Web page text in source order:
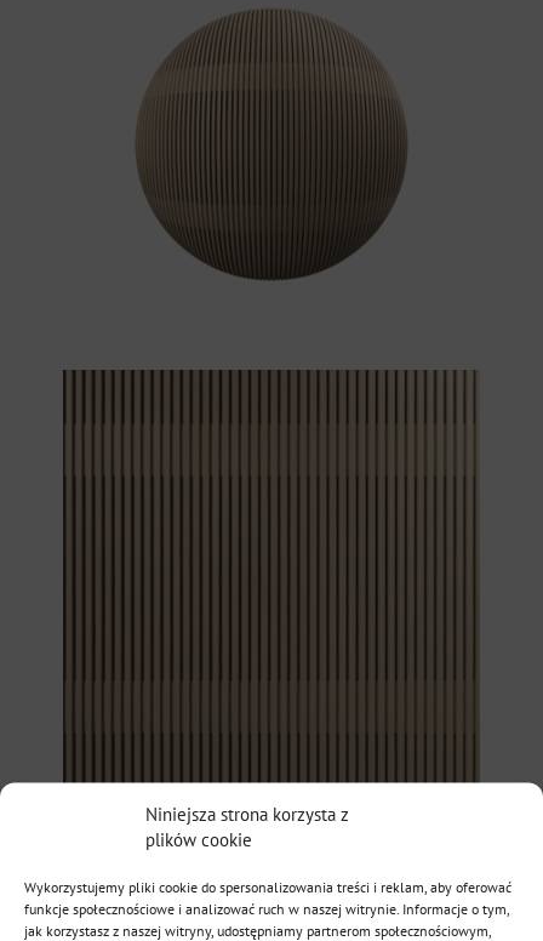
Niniejsza strona korzysta z
plików cookie
Wykorzystujemy pliki cookie do spersonalizowania treści i reklam, aby oferować
funkcje społecznościowe i analizować ruch w naszej witrynie. Informacje o tym,
jak korzystasz z naszej witryny, udostępniamy partnerom społecznościowym,